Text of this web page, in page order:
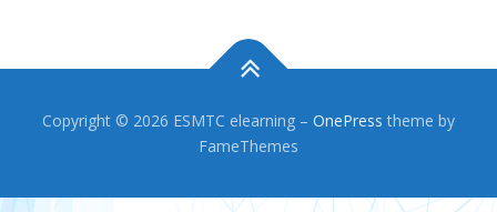
Copyright © 2026 ESMTC elearning – OnePress theme by
FameThemes